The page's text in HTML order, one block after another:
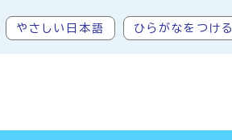
やさしい日本語 ひらがなをつける